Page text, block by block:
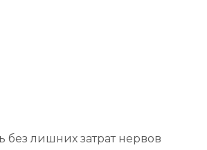
лишних затрат нервов